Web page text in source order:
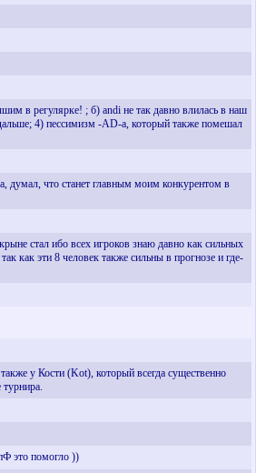
в регулярке! ; б) andi не так давно влилась в наш
4) пессимизм -AD-a, который также помешал
думал, что станет главным моим конкурентом в
стал ибо всех игроков знаю давно как сильных
как эти 8 человек также сильны в прогнозе и где-
у Кости (Kot), который всегда существенно
это помогло ))